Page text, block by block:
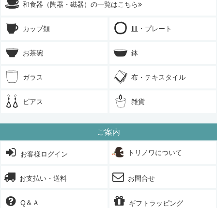
和食器（陶器・磁器）の一覧はこちら
カップ類 皿・プレート
お茶碗 鉢
ガラス 布・テキスタイル
ピアス 雑貨
ご案内
お客様ログイン トリノワについて
お支払い・送料 お問合せ
Q＆Ａ ギフトラッピング